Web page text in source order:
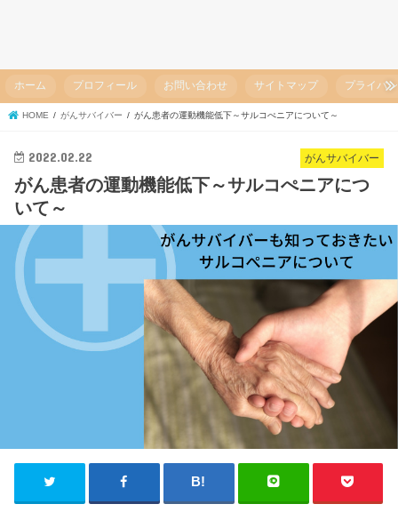
ホーム プロフィール お問い合わせ サイトマップ プライバ
HOME がんサバイバー がん患者の運動機能低下～サルコぺニアについて～
がんサバイバー
2022.02.22
がん患者の運動機能低下～サルコぺニアにつ
いて～